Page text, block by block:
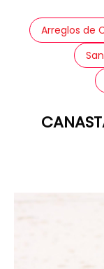
Arreglos de